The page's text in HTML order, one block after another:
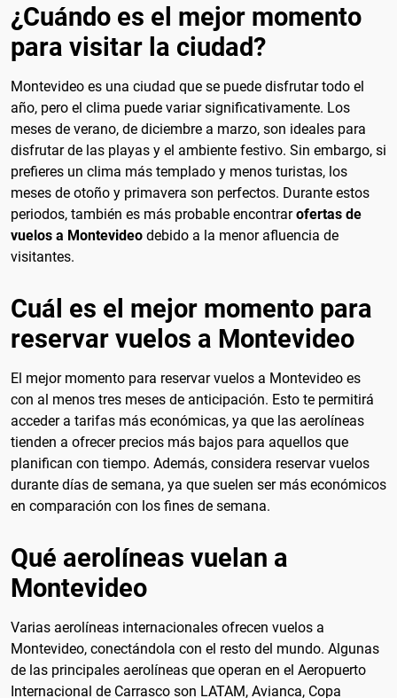
¿Cuándo es el mejor momento
para visitar la ciudad?
Montevideo es una ciudad que se puede disfrutar todo el
año, pero el clima puede variar significativamente. Los
meses de verano, de diciembre a marzo, son ideales para
disfrutar de las playas y el ambiente festivo. Sin embargo, si
prefieres un clima más templado y menos turistas, los
meses de otoño y primavera son perfectos. Durante estos
periodos, también es más probable encontrarofertas de
vuelos a Montevideo debido a la menor afluencia de
visitantes.
Cuál es el mejor momento para
reservar vuelos a Montevideo
El mejor momento para reservar vuelos a Montevideo es
con al menos tres meses de anticipación. Esto te permitirá
acceder a tarifas más económicas, ya que las aerolíneas
tienden a ofrecer precios más bajos para aquellos que
planifican con tiempo. Además, considera reservar vuelos
durante días de semana, ya que suelen ser más económicos
en comparación con los fines de semana.
Qué aerolíneas vuelan a
Montevideo
Varias aerolíneas internacionales ofrecen vuelos a
Montevideo, conectándola con el resto del mundo. Algunas
de las principales aerolíneas que operan en el Aeropuerto
Internacional de Carrasco son LATAM, Avianca, Copa